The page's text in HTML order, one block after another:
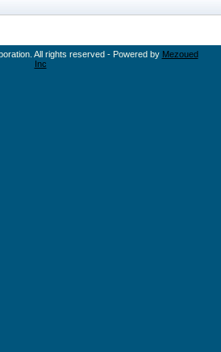
All rights reserved - Powered by Mezoued
Inc